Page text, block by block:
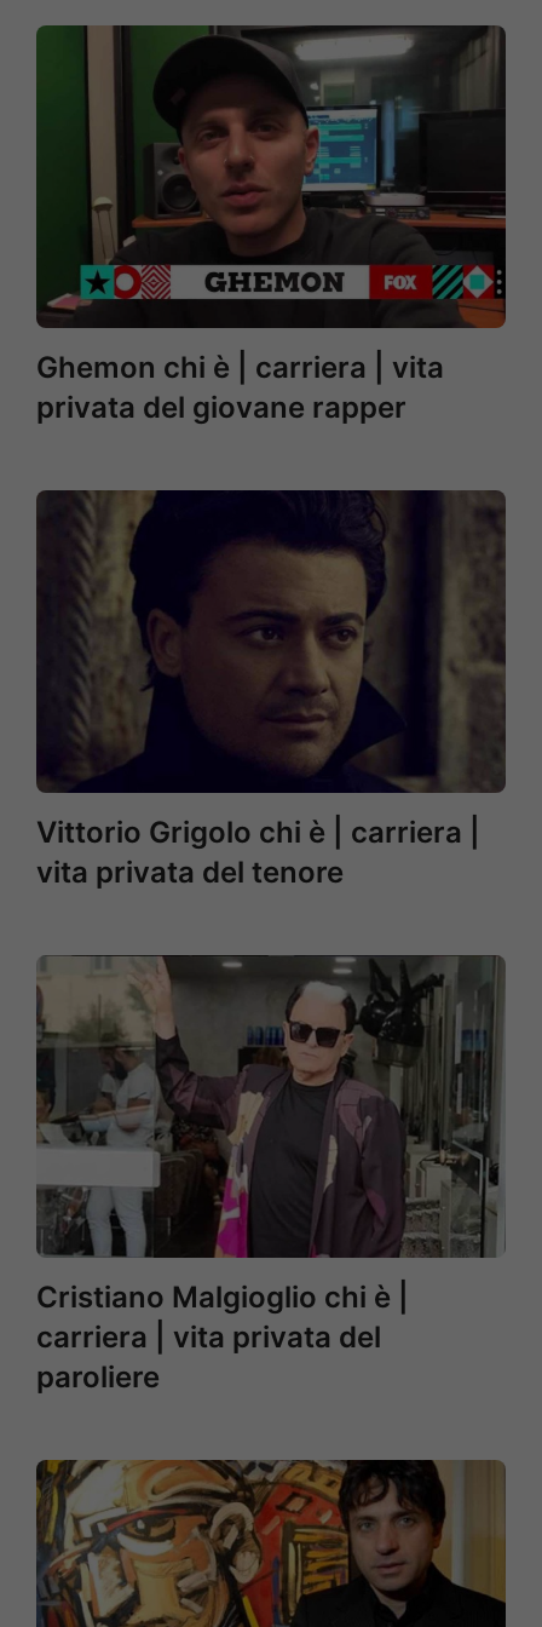
Ghemon chi è | carriera | vita
privata del giovane rapper
Vittorio Grigolo chi è | carriera |
vita privata del tenore
Cristiano Malgioglio chi è |
carriera | vita privata del
paroliere